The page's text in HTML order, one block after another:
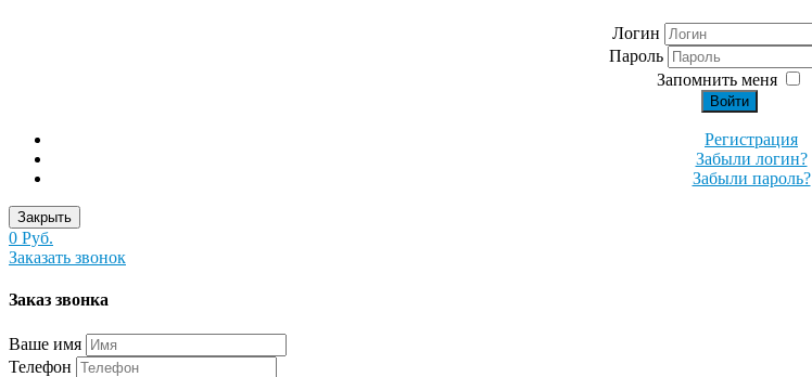
Логин
Пароль
Запомнить меня
Войти
Регистрация
Забыли логин?
Забыли пароль?
Закрыть
0 Руб.
Заказать звонок
Заказ звонка
Ваше имя
Телефон